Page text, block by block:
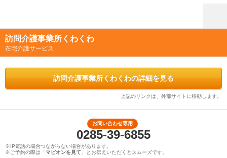
訪問介護事業所くわくわ
在宅介護サービス
訪問介護事業所くわくわの詳細を見る
上記のリンクは、外部サイトに移動します。
お問い合わせ専用
0285-39-6855
※IP電話の場合つながらない場合があります。
※ご予約の際は「マピオンを見て 」とお伝えいただくとスムーズです。